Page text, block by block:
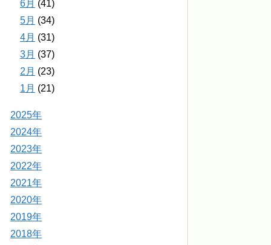
6月 (41)
5月 (34)
4月 (31)
3月 (37)
2月 (23)
1月 (21)
2025年
2024年
2023年
2022年
2021年
2020年
2019年
2018年